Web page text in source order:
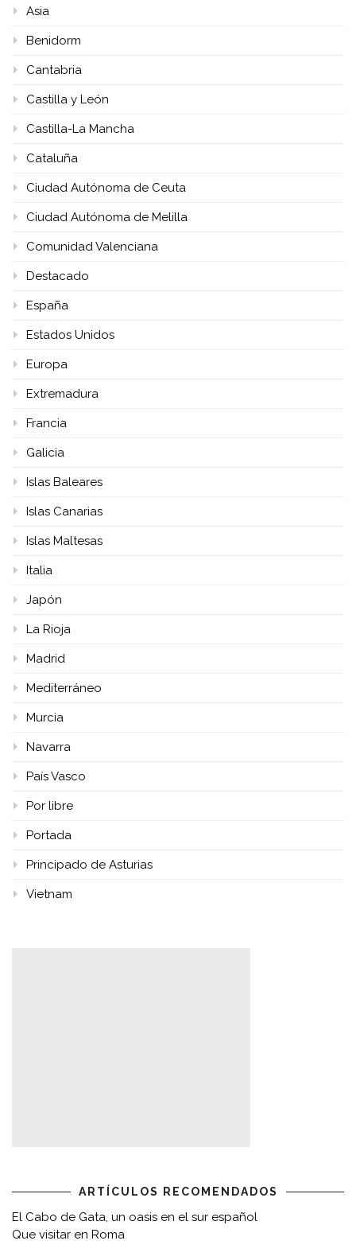
Asia
Benidorm
Cantabria
Castilla y León
Castilla-La Mancha
Cataluña
Ciudad Autónoma de Ceuta
Ciudad Autónoma de Melilla
Comunidad Valenciana
Destacado
España
Estados Unidos
Europa
Extremadura
Francia
Galicia
Islas Baleares
Islas Canarias
Islas Maltesas
Italia
Japón
La Rioja
Madrid
Mediterráneo
Murcia
Navarra
País Vasco
Por libre
Portada
Principado de Asturias
Vietnam
ARTÍCULOS RECOMENDADOS
El Cabo de Gata, un oasis en el sur español
Que visitar en Roma